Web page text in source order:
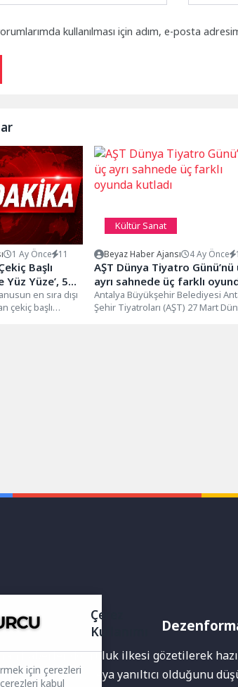
kullanılması için adım, e-posta
1 Ay Önce 11
Başlı
Yüze’, 5
20.00’de
WILD
en sıra dışı
çekiç başlı
Kültür Sanat
Beyaz Haber Ajansı 4 Ay Önce
AŞT Dünya Tiyatro Günü’nü
ayrı sahnede üç farklı
kutladı
Antalya Büyükşehir Belediyesi
Şehir Tiyatroları (AŞT) 27 Mart
haberler doğruluk ilkesi gözetilerek
veya yanıltıcı olduğunu
Çerez
Kullanımı
için çerezleri
kabul